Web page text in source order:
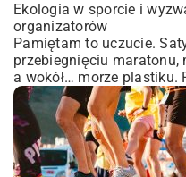
Ekologia w sporcie i
organizatorów
Pamiętam to uczucie.
przebiegnięciu maratonu,
a wokół… morze plastiku.